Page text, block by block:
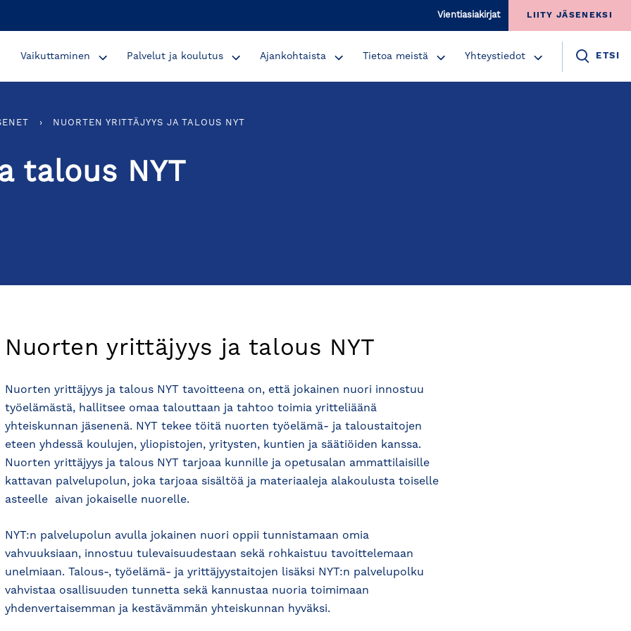
Vientiasiakirjat LIITY JÄSENEKSI
Vaikuttaminen Palvelut ja koulutus Ajankohtaista Tietoa meistä Yhteystiedot ETSI
› NUORTEN YRITTÄJYYS JA TALOUS NYT
talous NYT
Nuorten yrittäjyys ja talous NYT
Nuorten yrittäjyys ja talous NYT tavoitteena on, että jokainen nuori innostuu
työelämästä, hallitsee omaa talouttaan ja tahtoo toimia yritteliäänä
yhteiskunnan jäsenenä. NYT tekee töitä nuorten työelämä- ja taloustaitojen
eteen yhdessä koulujen, yliopistojen, yritysten, kuntien ja säätiöiden kanssa.
Nuorten yrittäjyys ja talous NYT tarjoaa kunnille ja opetusalan ammattilaisille
kattavan palvelupolun, joka tarjoaa sisältöä ja materiaaleja alakoulusta toiselle
asteelle  aivan jokaiselle nuorelle.
NYT:n palvelupolun avulla jokainen nuori oppii tunnistamaan omia
vahvuuksiaan, innostuu tulevaisuudestaan sekä rohkaistuu tavoittelemaan
unelmiaan. Talous-, työelämä- ja yrittäjyystaitojen lisäksi NYT:n palvelupolku
vahvistaa osallisuuden tunnetta sekä kannustaa nuoria toimimaan
yhdenvertaisemman ja kestävämmän yhteiskunnan hyväksi.